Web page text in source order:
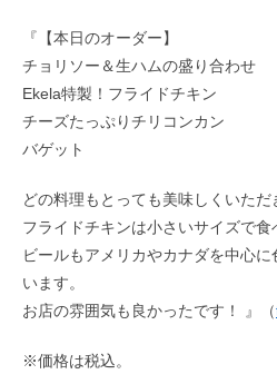
『【本日のオーダー】
チョリソー＆生ハムの盛り合わせ
Ekela特製！フライドチキン
チーズたっぷりチリコンカン
バゲット
どの料理もとっても美味しくいただ
フライドチキンは小さいサイズで食
ビールもアメリカやカナダを中心
います。
お店の雰囲気も良かったです！ 』（
※価格は税込。